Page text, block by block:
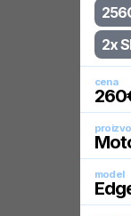
2x
cena
260
model